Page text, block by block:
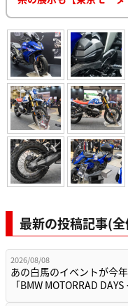
最新の投稿記事(
2026/08/08
あの白馬のイベントが今
「BMW MOTORRAD